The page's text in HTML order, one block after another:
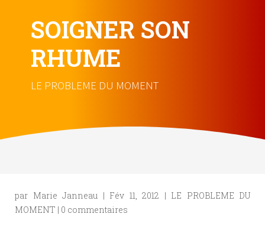
SOIGNER SON
RHUME
LE PROBLEME DU MOMENT
par Marie Janneau | Fév 11, 2012 | LE PROBLEME DU
MOMENT | 0 commentaires